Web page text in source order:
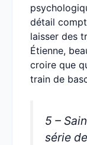
détail
laisser des
Étienne,
croire que
train de
5 –
série